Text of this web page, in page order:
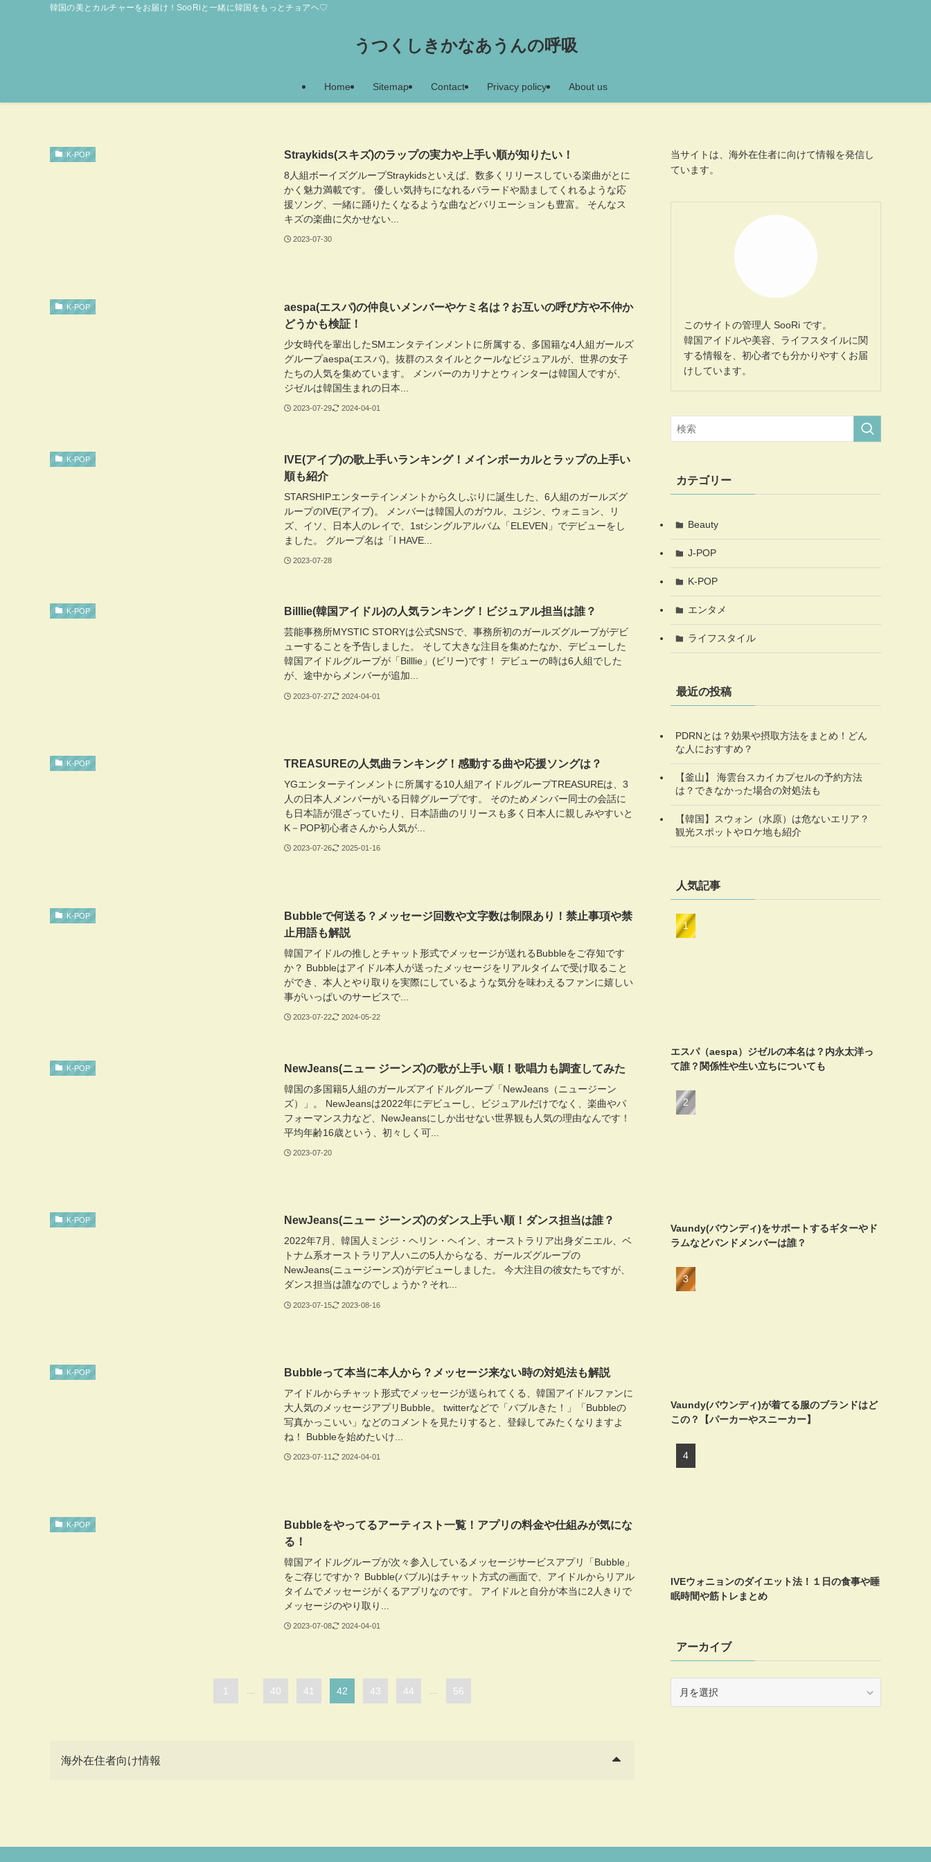
韓国の美とカルチャーをお届け！SooRiと一緒に韓国をもっとチョアヘ♡
うつくしきかなあうんの呼吸
Home Sitemap Contact Privacy policy About us
K-POP Straykids(スキズ)のラップの実力や上手い順が知りたい！
8人組ボーイズグループStraykidsといえば、数多くリリースしている楽曲がとに
かく魅力満載です。 優しい気持ちになれるバラードや励ましてくれるような応
援ソング、一緒に踊りたくなるような曲などバリエーションも豊富。 そんなス
キズの楽曲に欠かせない...
2023-07-30
K-POP
aespa(エスパ)の仲良いメンバーやケミ名は？お互いの呼び方や不仲か
どうかも検証！
少女時代を輩出したSMエンタテインメントに所属する、多国籍な4人組ガールズ
グループaespa(エスパ)。抜群のスタイルとクールなビジュアルが、世界の女子
たちの人気を集めています。 メンバーのカリナとウィンターは韓国人ですが、
ジゼルは韓国生まれの日本...
2023-07-29 2024-04-01
K-POP
IVE(アイブ)の歌上手いランキング！メインボーカルとラップの上手い
順も紹介
STARSHIPエンターテインメントから久しぶりに誕生した、6人組のガールズグ
ループのIVE(アイブ)。 メンバーは韓国人のガウル、ユジン、ウォニョン、リ
ズ、イソ、日本人のレイで、1stシングルアルバム「ELEVEN」でデビューをし
ました。 グループ名は「I HAVE...
2023-07-28
K-POP Billlie(韓国アイドル)の人気ランキング！ビジュアル担当は誰？
芸能事務所MYSTIC STORYは公式SNSで、事務所初のガールズグループがデビ
ューすることを予告しました。 そして大きな注目を集めたなか、デビューした
韓国アイドルグループが「Billlie」(ビリー)です！ デビューの時は6人組でした
が、途中からメンバーが追加...
2023-07-27 2024-04-01
K-POP TREASUREの人気曲ランキング！感動する曲や応援ソングは？
YGエンターテインメントに所属する10人組アイドルグループTREASUREは、3
人の日本人メンバーがいる日韓グループです。 そのためメンバー同士の会話に
も日本語が混ざっていたり、日本語曲のリリースも多く日本人に親しみやすいと
K－POP初心者さんから人気が...
2023-07-26 2025-01-16
K-POP
Bubbleで何送る？メッセージ回数や文字数は制限あり！禁止事項や禁
止用語も解説
韓国アイドルの推しとチャット形式でメッセージが送れるBubbleをご存知です
か？ Bubbleはアイドル本人が送ったメッセージをリアルタイムで受け取ること
ができ、本人とやり取りを実際にしているような気分を味わえるファンに嬉しい
事がいっぱいのサービスで...
2023-07-22 2024-05-22
K-POP NewJeans(ニュー ジーンズ)の歌が上手い順！歌唱力も調査してみた
韓国の多国籍5人組のガールズアイドルグループ「NewJeans（ニュージーン
ズ）」。 NewJeansは2022年にデビューし、ビジュアルだけでなく、楽曲やパ
フォーマンス力など、NewJeansにしか出せない世界観も人気の理由なんです！
平均年齢16歳という、初々しく可...
2023-07-20
K-POP NewJeans(ニュー ジーンズ)のダンス上手い順！ダンス担当は誰？
2022年7月、韓国人ミンジ・ヘリン・ヘイン、オーストラリア出身ダニエル、ベ
トナム系オーストラリア人ハニの5人からなる、ガールズグループの
NewJeans(ニュージーンズ)がデビューしました。 今大注目の彼女たちですが、
ダンス担当は誰なのでしょうか？それ...
2023-07-15 2023-08-16
K-POP Bubbleって本当に本人から？メッセージ来ない時の対処法も解説
アイドルからチャット形式でメッセージが送られてくる、韓国アイドルファンに
大人気のメッセージアプリBubble。 twitterなどで「バブルきた！」「Bubbleの
写真かっこいい」などのコメントを見たりすると、登録してみたくなりますよ
ね！ Bubbleを始めたいけ...
2023-07-11 2024-04-01
K-POP
Bubbleをやってるアーティスト一覧！アプリの料金や仕組みが気にな
る！
韓国アイドルグループが次々参入しているメッセージサービスアプリ「Bubble」
をご存じですか？ Bubble(バブル)はチャット方式の画面で、アイドルからリアル
タイムでメッセージがくるアプリなのです。 アイドルと自分が本当に2人きりで
メッセージのやり取り...
2023-07-08 2024-04-01
1 40 41 42 43 44 56
海外在住者向け情報
当サイトは、海外在住者に向けて情報を発信し
ています。
このサイトの管理人 SooRi です。
韓国アイドルや美容、ライフスタイルに関
する情報を、初心者でも分かりやすくお届
けしています。
カテゴリー
Beauty
J-POP
K-POP
エンタメ
ライフスタイル
最近の投稿
PDRNとは？効果や摂取方法をまとめ！どん
な人におすすめ？
【釜山】 海雲台スカイカプセルの予約方法
は？できなかった場合の対処法も
【韓国】スウォン（水原）は危ないエリア？
観光スポットやロケ地も紹介
人気記事
エスパ（aespa）ジゼルの本名は？内永太洋っ
て誰？関係性や生い立ちについても
Vaundy(バウンディ)をサポートするギターやド
ラムなどバンドメンバーは誰？
Vaundy(バウンディ)が着てる服のブランドはど
この？【パーカーやスニーカー】
IVEウォニョンのダイエット法！１日の食事や睡
眠時間や筋トレまとめ
アーカイブ